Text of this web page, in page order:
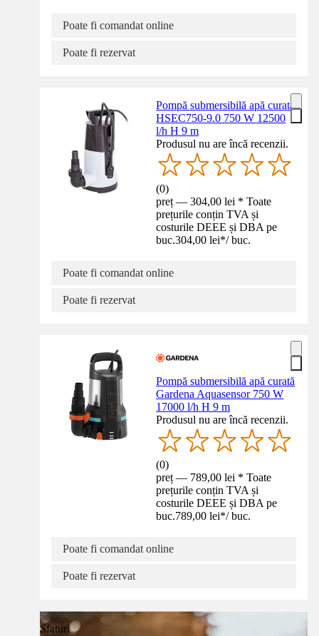
Poate fi comandat online
Poate fi rezervat
Pompă submersibilă apă curată
HSEC750-9.0 750 W 12500
l/h H 9 m
Produsul nu are încă recenzii.
(0)
preț — 304,00 lei * Toate
prețurile conțin TVA și
costurile DEEE și DBA pe
buc.304,00 lei*/ buc.
Poate fi comandat online
Poate fi rezervat
Pompă submersibilă apă curată
Gardena Aquasensor 750 W
17000 l/h H 9 m
Produsul nu are încă recenzii.
(0)
preț — 789,00 lei * Toate
prețurile conțin TVA și
costurile DEEE și DBA pe
buc.789,00 lei*/ buc.
Poate fi comandat online
Poate fi rezervat
Sfaturi